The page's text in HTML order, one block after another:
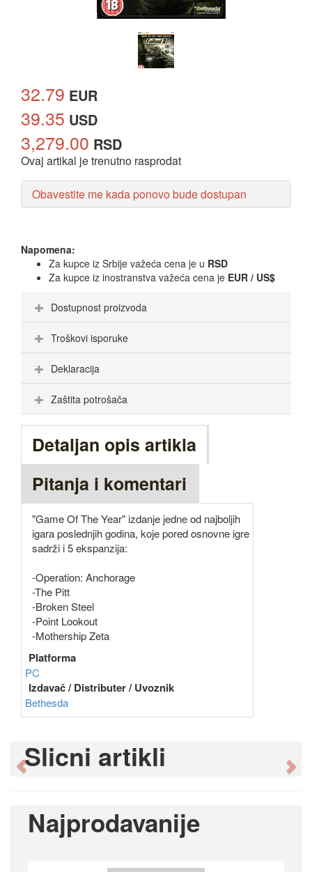
32.79 EUR
39.35 USD
3,279.00 RSD
Ovaj artikal je trenutno rasprodat
Obavestite me kada ponovo bude dostupan
Napomena:
Za kupce iz Srbije važeća cena je u RSD
Za kupce iz inostranstva važeća cena je EUR / US$
Dostupnost proizvoda
Troškovi isporuke
Deklaracija
Zaštita potrošača
Detaljan opis artikla
Pitanja i komentari
"Game Of The Year" izdanje jedne od najboljih
igara poslednjih godina, koje pored osnovne igre
sadrži i 5 ekspanzija:
-Operation: Anchorage
-The Pitt
-Broken Steel
-Point Lookout
-Mothership Zeta
Platforma
PC
Izdavač / Distributer / Uvoznik
Bethesda
Slicni artikli
Previous
Najprodavanije